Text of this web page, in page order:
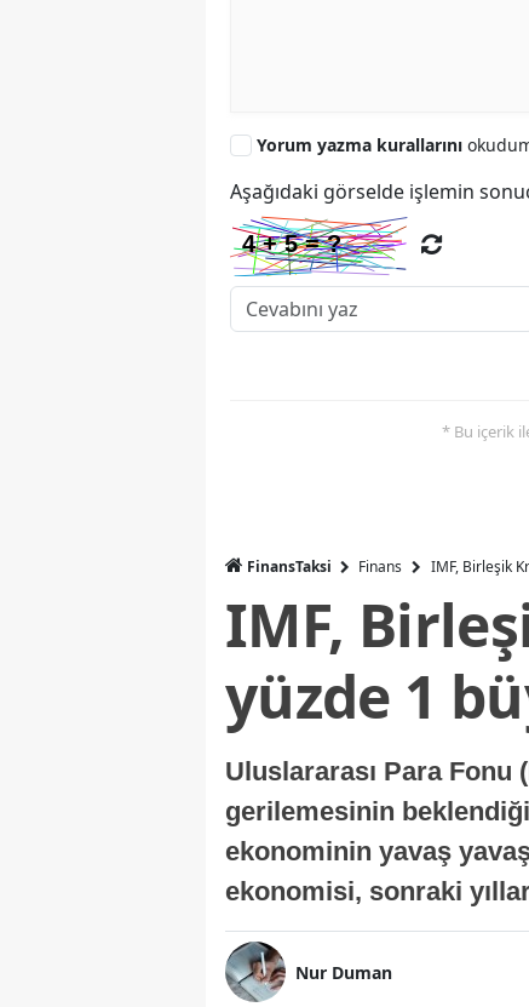
Yorum yazma kurallarını
Aşağıdaki görselde işlemin
* Bu içerik
FinansTaksi Finans IMF, Birleşik
IMF,
yüzde 1
Uluslararası Para Fonu
gerilemesinin
ekonominin yavaş
ekonomisi, sonraki
Nur Duman